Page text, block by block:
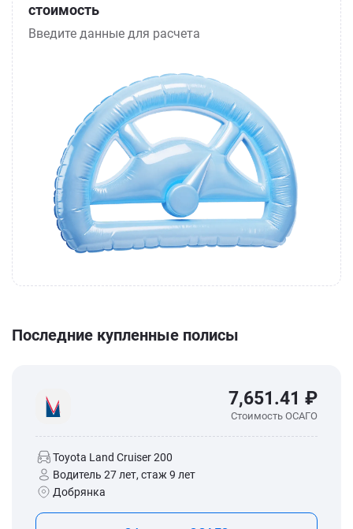
стоимость
Введите данные для расчета
Последние купленные полисы
7,651.41 ₽
Стоимость ОСАГО
Toyota Land Cruiser 200
Водитель 27 лет, стаж 9 лет
Добрянка